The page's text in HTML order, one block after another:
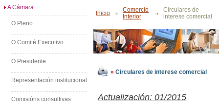
A Cámara
O Pleno
O Comité Executivo
O Presidente
Representación institucional
Comisións consultivas
Inicio
Comercio
Interior
Circulares de
interese comercial
» Circulares de interese comercial
Actualización: 01/2015